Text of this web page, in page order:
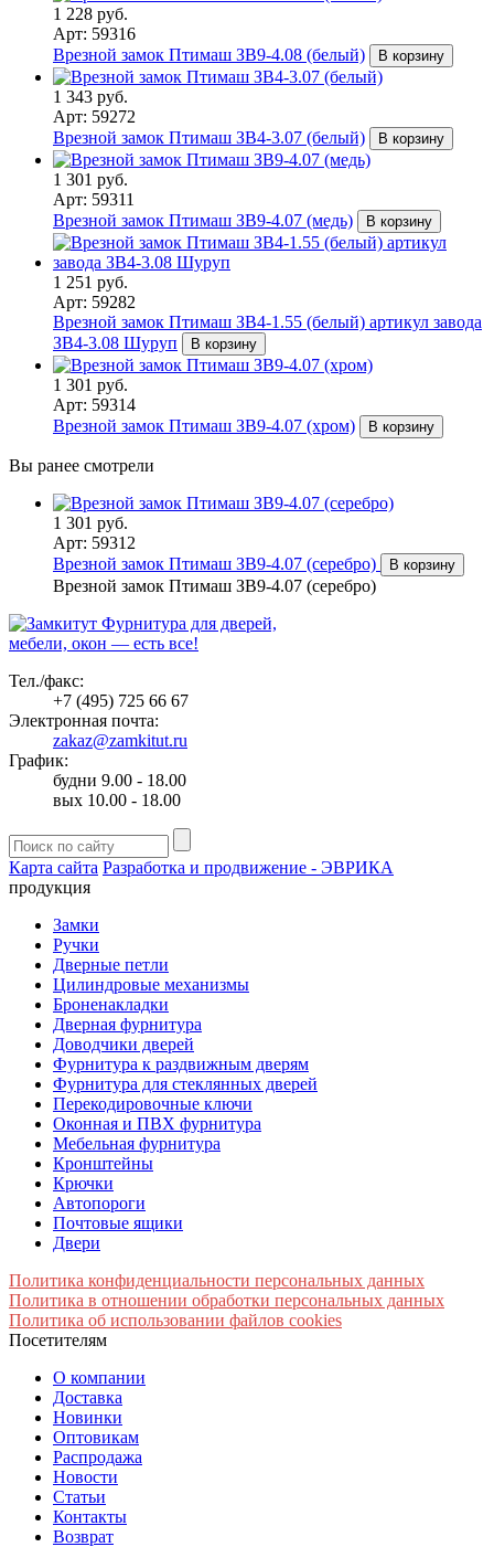
1 228 руб.
Арт: 59316
Врезной замок Птимаш ЗВ9-4.08 (белый)
В корзину
1 343 руб.
Арт: 59272
Врезной замок Птимаш ЗВ4-3.07 (белый)
В корзину
1 301 руб.
Арт: 59311
Врезной замок Птимаш ЗВ9-4.07 (медь)
В корзину
1 251 руб.
Арт: 59282
Врезной замок Птимаш ЗВ4-1.55 (белый) артикул завода
ЗВ4-3.08 Шуруп
В корзину
1 301 руб.
Арт: 59314
Врезной замок Птимаш ЗВ9-4.07 (хром)
В корзину
Вы ранее смотрели
1 301 руб.
Арт: 59312
Врезной замок Птимаш ЗВ9-4.07 (серебро)
В корзину
Врезной замок Птимаш ЗВ9-4.07 (серебро)
Фурнитура для дверей,
мебели, окон — есть все!
Тел./факс:
+7 (495) 725 66 67
Электронная почта:
zakaz@zamkitut.ru
График:
будни 9.00 - 18.00
вых 10.00 - 18.00
Карта сайта Разработка и продвижение - ЭВРИКА
продукция
Замки
Ручки
Дверные петли
Цилиндровые механизмы
Броненакладки
Дверная фурнитура
Доводчики дверей
Фурнитура к раздвижным дверям
Фурнитура для стеклянных дверей
Перекодировочные ключи
Оконная и ПВХ фурнитура
Мебельная фурнитура
Кронштейны
Крючки
Автопороги
Почтовые ящики
Двери
Политика конфиденциальности персональных данных
Политика в отношении обработки персональных данных
Политика об использовании файлов cookies
Посетителям
О компании
Доставка
Новинки
Оптовикам
Распродажа
Новости
Статьи
Контакты
Возврат